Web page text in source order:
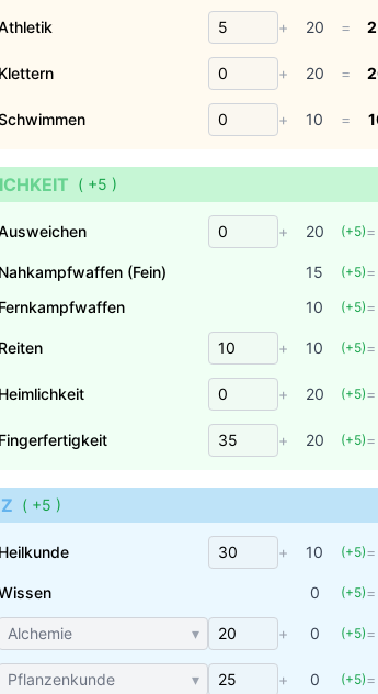
+ 20 =
Klettern + 20 =
+ 10 =
( +5 )
+ 20 (+5)=
Nahkampfwaffen (Fein) 15 (+5)=
Fernkampfwaffen
10 (+5)=
Reiten + 10 (+5)=
Heimlichkeit + 20 (+5)=
Fingerfertigkeit + 20 (+5)=
( +5 )
Heilkunde + 10 (+5)=
0 (+5)=
▾ + 0 (+5)=
▾ + 0 (+5)=